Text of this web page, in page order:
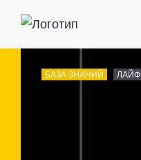
БАЗА ЗНАНИЙ ЛАЙФ